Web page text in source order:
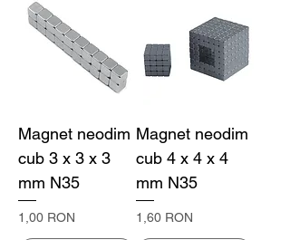
Magnet neodim
cub 3 x 3 x 3
mm N35
Preț
1,00 RON
Magnet neodim
cub 4 x 4 x 4
mm N35
Preț
1,60 RON